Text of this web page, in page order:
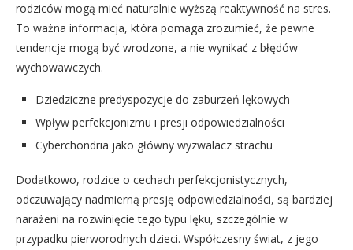
rodziców mogą mieć naturalnie wyższą reaktywność na stres.
To ważna informacja, która pomaga zrozumieć, że pewne
tendencje mogą być wrodzone, a nie wynikać z błędów
wychowawczych.
Dziedziczne predyspozycje do zaburzeń lękowych
Wpływ perfekcjonizmu i presji odpowiedzialności
Cyberchondria jako główny wyzwalacz strachu
Dodatkowo, rodzice o cechach perfekcjonistycznych,
odczuwający nadmierną presję odpowiedzialności, są bardziej
narażeni na rozwinięcie tego typu lęku, szczególnie w
przypadku pierworodnych dzieci. Współczesny świat, z jego